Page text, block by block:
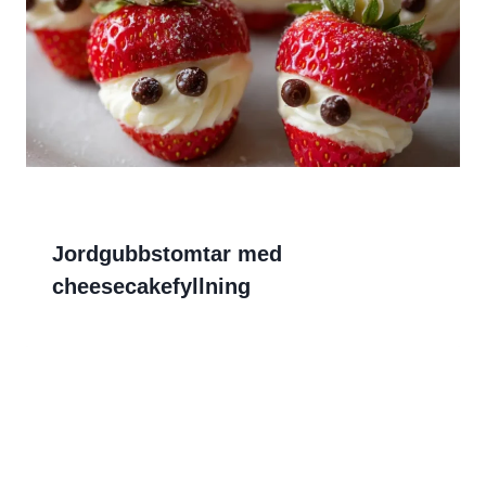
Jordgubbstomtar med
cheesecakefyllning